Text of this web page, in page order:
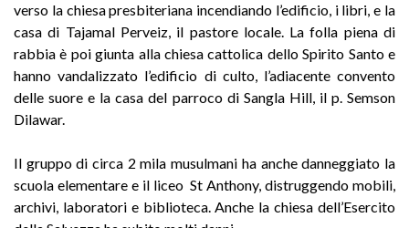
verso la chiesa presbiteriana incendiando l’edificio, i libri, e la
casa di Tajamal Perveiz, il pastore locale. La folla piena di
rabbia è poi giunta alla chiesa cattolica dello Spirito Santo e
hanno vandalizzato l’edificio di culto, l’adiacente convento
delle suore e la casa del parroco di Sangla Hill, il p. Semson
Dilawar.
Il gruppo di circa 2 mila musulmani ha anche danneggiato la
scuola elementare e il liceo St Anthony, distruggendo mobili,
archivi, laboratori e biblioteca. Anche la chiesa dell’Esercito